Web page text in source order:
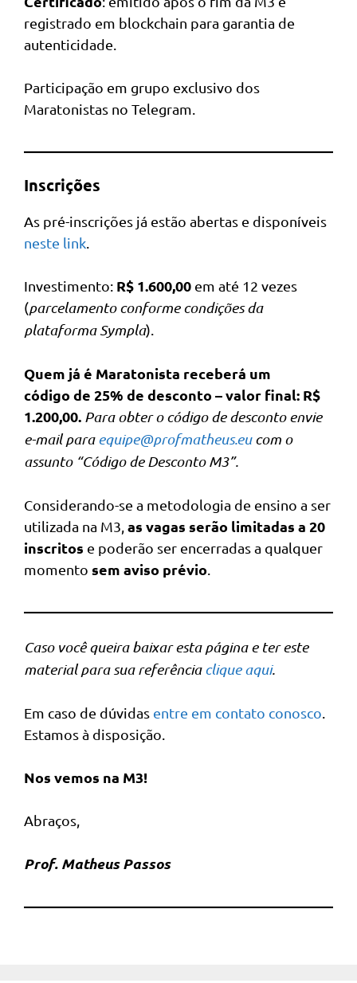
registrado em blockchain para garantia de
autenticidade.
Participação em grupo exclusivo dos
Maratonistas no Telegram.
Inscrições
As pré-inscrições já estão abertas e disponíveis
neste link
Investimento: R$ 1.600,00 em até 12 vezes
(parcelamento conforme condições da
plataforma Sympla).
Quem já é Maratonista receberá um
código de 25% de desconto – valor final: R$
1.200,00. Para obter o código de desconto envie
e-mail paraequipe@profmatheus.eucom o
assunto “Código de Desconto M3”.
Considerando-se a metodologia de ensino a ser
utilizada na M3, as vagas serão limitadas a 20
inscritos e poderão ser encerradas a qualquer
momento sem aviso prévio
Caso você queira baixar esta página e ter este
material para sua referênciaclique aqui.
Em caso de dúvidas entre em contato conosco
Estamos à disposição.
Nos vemos na M3!
Abraços,
Prof. Matheus Passos